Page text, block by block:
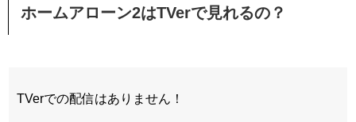
ホームアローン2はTVerで見れるの？
TVerでの配信はありません！